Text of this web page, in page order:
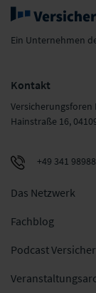
Ein Unternehmen
Kontakt
Versicherungsforen
Hainstraße 16,
+49 341
Das Netzwerk
Fachblog
Podcast